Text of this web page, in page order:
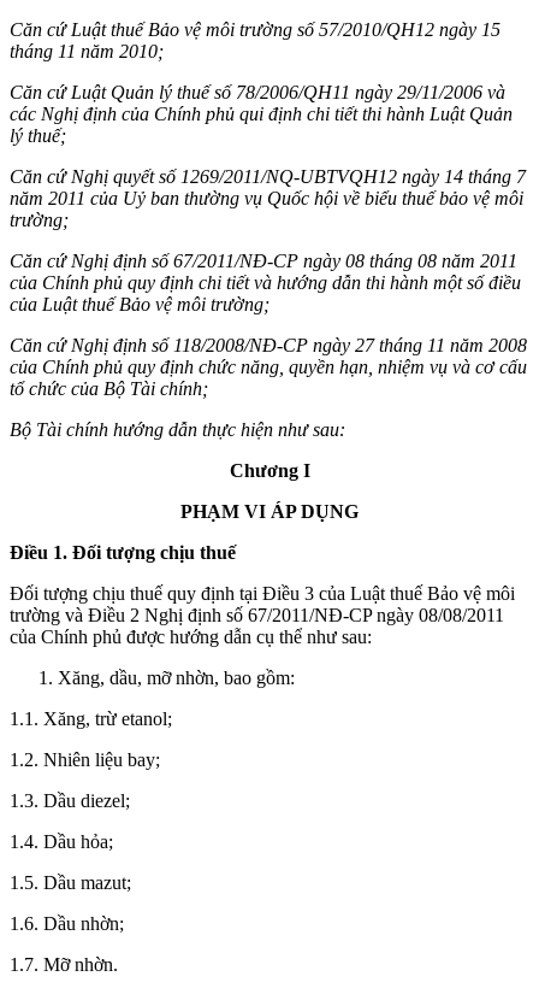
Căn cứ Luật thuế Bảo vệ môi trường số 57/2010/QH12 ngày 15
tháng 11 năm 2010;
Căn cứ Luật Quản lý thuế số 78/2006/QH11 ngày 29/11/2006 và
các Nghị định của Chính phủ qui định chi tiết thi hành Luật Quản
lý thuế;
Căn cứ Nghị quyết số 1269/2011/NQ-UBTVQH12 ngày 14 tháng 7
năm 2011 của Uỷ ban thường vụ Quốc hội về biểu thuế bảo vệ môi
trường;
Căn cứ Nghị định số 67/2011/NĐ-CP ngày 08 tháng 08 năm 2011
của Chính phủ quy định chi tiết và hướng dẫn thi hành một số điều
của Luật thuế Bảo vệ môi trường;
Căn cứ Nghị định số 118/2008/NĐ-CP ngày 27 tháng 11 năm 2008
của Chính phủ quy định chức năng, quyền hạn, nhiệm vụ và cơ cấu
tổ chức của Bộ Tài chính;
Bộ Tài chính hướng dẫn thực hiện như sau:
Chương I
PHẠM VI ÁP DỤNG
Điều 1. Đối tượng chịu thuế
Đối tượng chịu thuế quy định tại Điều 3 của Luật thuế Bảo vệ môi
trường và Điều 2 Nghị định số 67/2011/NĐ-CP ngày 08/08/2011
của Chính phủ được hướng dẫn cụ thể như sau:
Xăng, dầu, mỡ nhờn, bao gồm:
1.1. Xăng, trừ etanol;
1.2. Nhiên liệu bay;
1.3. Dầu diezel;
1.4. Dầu hỏa;
1.5. Dầu mazut;
1.6. Dầu nhờn;
1.7. Mỡ nhờn.